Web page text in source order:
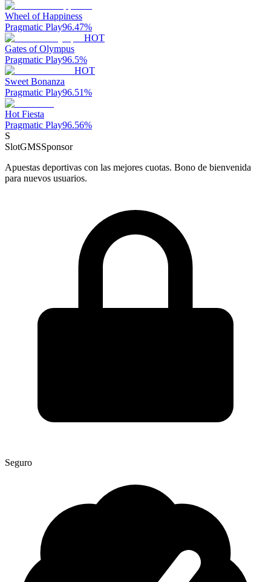
Wheel of Happiness
Pragmatic Play96.47%
HOT
Gates of Olympus
Pragmatic Play96.5%
HOT
Sweet Bonanza
Pragmatic Play96.51%
Hot Fiesta
Pragmatic Play96.56%
S
SlotGMSSponsor
Apuestas deportivas con las mejores cuotas. Bono de bienvenida
para nuevos usuarios.
Seguro